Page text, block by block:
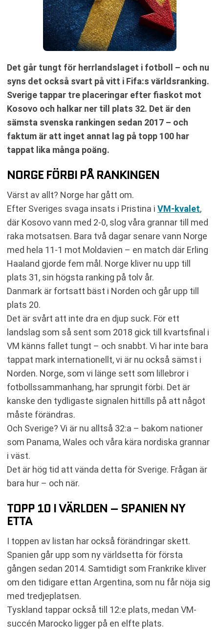
Det går tungt för herrlandslaget i fotboll – och nu
syns det också svart på vitt i Fifa:s världsranking.
Sverige tappar tre placeringar efter fiaskot mot
Kosovo och halkar ner till plats 32. Det är den
sämsta svenska rankingen sedan 2017 – och
faktum är att inget annat lag på topp 100 har
tappat lika många poäng.
NORGE FÖRBI PÅ RANKINGEN
Värst av allt? Norge har gått om.
Efter Sveriges svaga insats i Pristina i VM-kvalet,
där Kosovo vann med 2-0, slog våra grannar till med
raka motsatsen. Bara två dagar senare vann Norge
med hela 11-1 mot Moldavien – en match där Erling
Haaland gjorde fem mål. Norge kliver nu upp till
plats 31, sin högsta ranking på tolv år.
Danmark är fortsatt bäst i Norden och går upp till
plats 20.
Det är svårt att inte dra en djup suck. För ett
landslag som så sent som 2018 gick till kvartsfinal i
VM känns fallet tungt – och snabbt. Vi har inte bara
tappat mark internationellt, vi är nu också sämst i
Norden. Norge, som vi länge sett som lillebror i
fotbollssammanhang, har sprungit förbi. Det är
kanske den tydligaste signalen hittills på att något
måste förändras.
Och Sverige? Vi är nu alltså 32:a – bakom nationer
som Panama, Wales och våra kära nordiska grannar
i väst.
Det är hög tid att vända detta för Sverige. Frågan är
bara hur – och när.
TOPP 10 I VÄRLDEN – SPANIEN NY
ETTA
I toppen av listan har också förändringar skett.
Spanien går upp som ny världsetta för första
gången sedan 2014. Samtidigt som Frankrike kliver
om den tidigare ettan Argentina, som nu får nöja sig
med tredjeplatsen.
Tyskland tappar också till 12:e plats, medan VM-
succén Marocko ligger på en elfte plats.